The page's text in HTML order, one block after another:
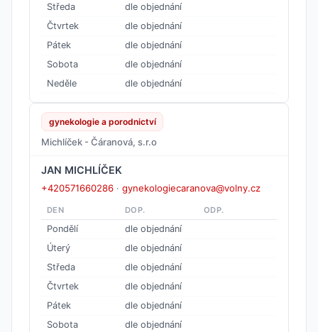
Středa
dle objednání
Čtvrtek
dle objednání
Pátek
dle objednání
Sobota
dle objednání
Neděle
dle objednání
gynekologie a porodnictví
Michlíček - Čáranová, s.r.o
JAN MICHLÍČEK
+420571660286 · gynekologiecaranova@volny.cz
DEN DOP. ODP.
Pondělí
dle objednání
Úterý
dle objednání
Středa
dle objednání
Čtvrtek
dle objednání
Pátek
dle objednání
Sobota
dle objednání